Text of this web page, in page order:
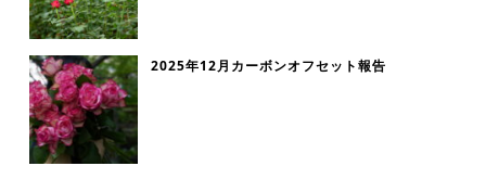
2025年12月カーボンオフセット報告